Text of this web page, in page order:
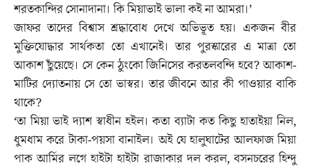
শরতকান্দির সোনাদানা। কি মিয়াভাই ভালা কই না আমরা।’
জাফর তাদের বিশ্বাস শ্রদ্ধাবোধ দেখে অভিভূত হয়। একজন বীর
মুক্তিযোদ্ধার সার্থকতা তো এখানেই। তার পুরস্কারের এ মাত্রা তো
আকাশ ছুঁয়েছে। সে কেন ঠুংকো জিনিসের করতলবন্দি হবে? আকাশ-
মাটির দ্যোতনায় সে তো ভাস্বর। তার জীবনে আর কী পাওয়ার বাকি
থাকে?
‘তা মিয়া ভাই দ্যাশ স্বাধীন হইল। কতা ব্যাটা কত কিছু হাতাইয়া নিল,
ধুমধাম করে টাকা-পয়সা বানাইল। অই যে হালুঘাটের আলফাজ মিয়া
পাক আর্মির লগে হাইটা হাইটা রাজাকার দল করল, বসনচরের হিন্দু